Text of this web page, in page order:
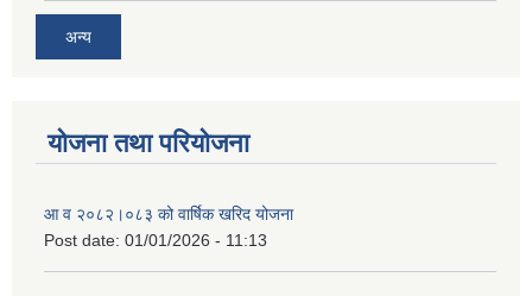
अन्य
योजना तथा परियोजना
आ व २०८२।०८३ को वार्षिक खरिद योजना
Post date: 01/01/2026 - 11:13